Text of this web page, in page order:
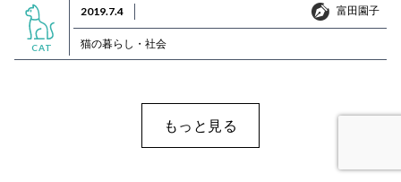
CAT
2019.7.4 富田園子
富田園子
猫の暮らし・社会
もっと見る